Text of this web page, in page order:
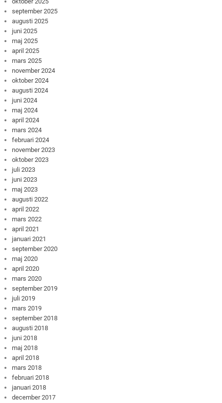
september 2025
augusti 2025
juni 2025
maj 2025
april 2025
mars 2025
november 2024
oktober 2024
augusti 2024
juni 2024
maj 2024
april 2024
mars 2024
februari 2024
november 2023
oktober 2023
juli 2023
juni 2023
maj 2023
augusti 2022
april 2022
mars 2022
april 2021
januari 2021
september 2020
maj 2020
april 2020
mars 2020
september 2019
juli 2019
mars 2019
september 2018
augusti 2018
juni 2018
maj 2018
april 2018
mars 2018
februari 2018
januari 2018
december 2017